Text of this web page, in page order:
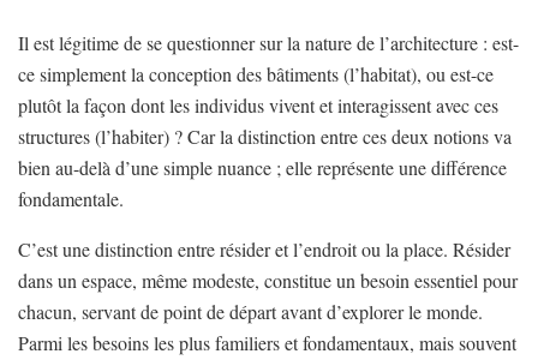
Il est légitime de se questionner sur la nature de l’architecture : est-
ce simplement la conception des bâtiments (l’habitat), ou est-ce
plutôt la façon dont les individus vivent et interagissent avec ces
structures (l’habiter) ? Car la distinction entre ces deux notions va
bien au-delà d’une simple nuance ; elle représente une différence
fondamentale.
C’est une distinction entre résider et l’endroit ou la place. Résider
dans un espace, même modeste, constitue un besoin essentiel pour
chacun, servant de point de départ avant d’explorer le monde.
Parmi les besoins les plus familiers et fondamentaux, mais souvent